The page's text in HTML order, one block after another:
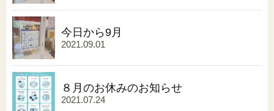
今日から9月
2021.09.01
８月のお休みのお知らせ
2021.07.24